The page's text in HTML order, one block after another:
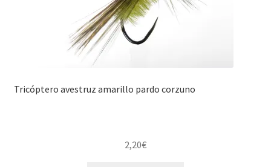
Tricóptero avestruz amarillo pardo corzuno
2,20€